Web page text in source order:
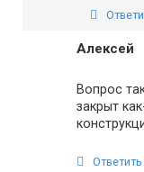
Алексей
Вопрос
закрыт
Ответить